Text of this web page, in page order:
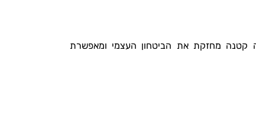
קטנה מחזקת את הביטחון העצמי ומאפשרת